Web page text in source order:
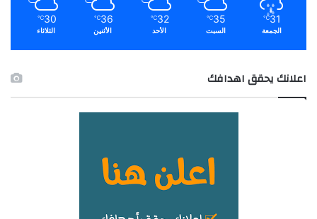
31
℃
الجمعة
35
℃
السبت
32
℃
الأحد
36
℃
الأثنين
30
℃
الثلاثاء
اعلانك يحقق اهدافك